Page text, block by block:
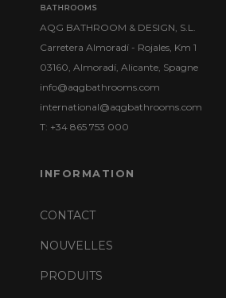
AQG BATHROOM & DESIGN, S.L.
Carretera Almoradí - Rojales, Km 1
03160, Almoradí, Alicante, Spagne
info@aqgbathrooms.com
international@aqgbathrooms.com
T: +34 865 753 000
INFORMATION
CONTACT
NOUVELLES
PRODUITS